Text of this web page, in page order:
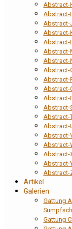
Abstract-
Abstract-I
Abstract-
Abstract-
Abstract-L
Abstract-
Abstract-
Abstract-
Abstract-
Abstract-
Abstract-
Abstract-
Abstract-
Abstract-
Abstract-
Abstract-
Abstract-
Abstract-
Abstract-
Artikel
Galerien
Gattung
Gattung